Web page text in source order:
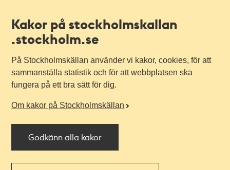
Kakor på stockholmskallan
.stockholm.se
På Stockholmskällan använder vi kakor, cookies, för att
sammanställa statistik och för att webbplatsen ska
fungera på ett bra sätt för dig.
Om kakor på Stockholmskällan
Godkänn alla kakor